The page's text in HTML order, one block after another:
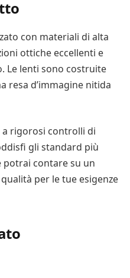
con materiali di alta
ottiche eccellenti e
Le lenti sono costruite
resa d’immagine nitida
rigorosi controlli di
gli standard più
potrai contare su un
per le tue esigenze